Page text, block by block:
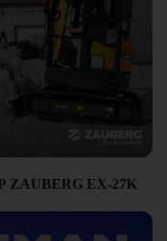
EX-27K